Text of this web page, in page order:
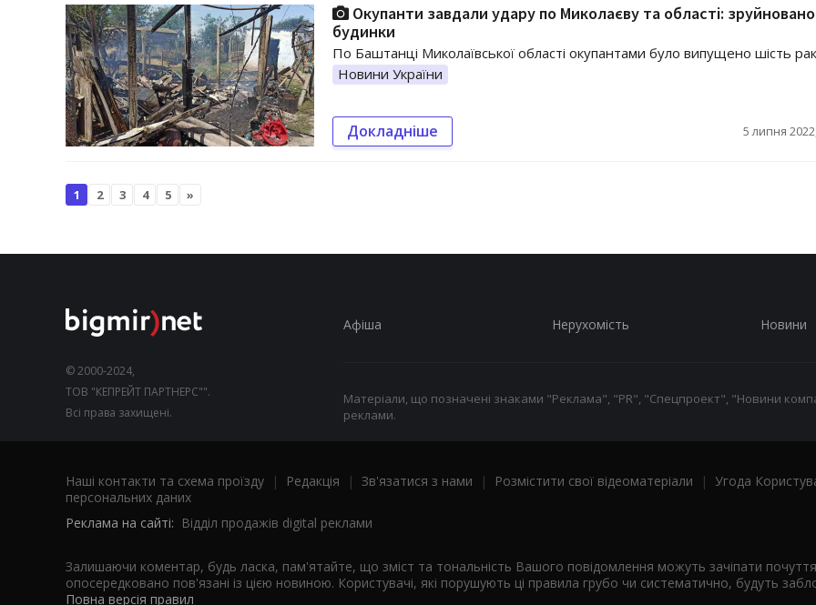
Окупанти завдали удару по Миколаєву та області: зруйновано
будинки
По Баштанці Миколаївської області окупантами було випущено шість
Новини України
Докладніше 5 липня
1 2 3 4 5 »
© 2000-2024,
ТОВ "КЕПРЕЙТ ПАРТНЕРС"".
Всі права захищені.
Афіша Нерухомість Новини
Матеріали, що позначені знаками "Реклама", "PR", "Спецпроект", "Новини
реклами.
Наші контакти та схема проїзду | Редакція | Зв'язатися з нами | Розмістити свої відеоматеріали | Угода
персональних даних
Реклама на сайті: Відділ продажів digital реклами
Залишаючи коментар, будь ласка, пам'ятайте, що зміст та тональність Вашого повідомлення можуть зачіпати
опосередковано пов'язані із цією новиною. Користувачі, які порушують ці правила грубо чи систематично, будуть
Повна версія правил